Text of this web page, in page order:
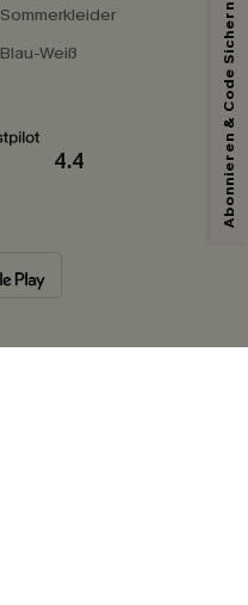
Sommerkleider
Blau-Weiß
4.4 Abonnieren & Code Sichern